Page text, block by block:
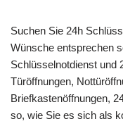
Suchen Sie 24h
Wünsche entsprechen
Schlüsselnotdienst und
Türöffnungen,
Briefkastenöffnungen,
so, wie Sie es sich als